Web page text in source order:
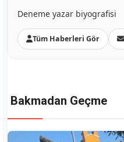
Deneme yazar biyografisi
Tüm Haberleri Gör
Bakmadan Geçme